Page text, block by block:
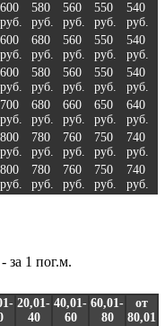
600
руб.
580
руб.
560
руб.
550
руб.
540
руб.
600
руб.
680
руб.
560
руб.
550
руб.
540
руб.
600
руб.
580
руб.
560
руб.
550
руб.
540
руб.
700
руб.
680
руб.
660
руб.
650
руб.
640
руб.
800
руб.
780
руб.
760
руб.
750
руб.
740
руб.
800
руб.
780
руб.
760
руб.
750
руб.
740
руб.
за 1 пог.м.
20,01-
40
40,01-
60
60,01-
80
от
80,01